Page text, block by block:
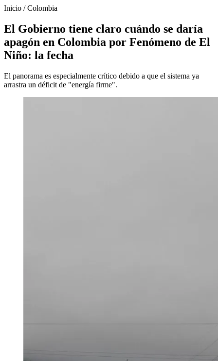
Inicio /Colombia
El Gobierno tiene claro cuándo se daría
apagón en Colombia por Fenómeno de El
Niño: la fecha
El panorama es especialmente crítico debido a que el sistema ya
arrastra un déficit de "energía firme".